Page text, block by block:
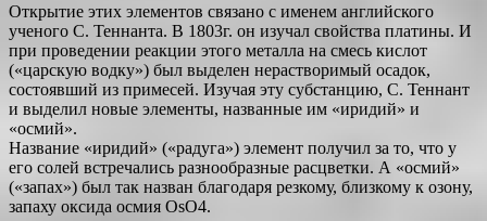
Открытие этих элементов связано с именем английского
ученого С. Теннанта. В 1803г. он изучал свойства платины. И
при проведении реакции этого металла на смесь кислот
(«царскую водку») был выделен нерастворимый осадок,
состоявший из примесей. Изучая эту субстанцию, С. Теннант
и выделил новые элементы, названные им «иридий» и
«осмий».
Название «иридий» («радуга») элемент получил за то, что у
его солей встречались разнообразные расцветки. А «осмий»
(«запах») был так назван благодаря резкому, близкому к озону,
запаху оксида осмия OsO4.